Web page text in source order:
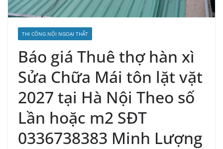
THI CÔNG NỘI NGOẠI THẤT
Báo giá Thuê thợ hàn xì
Sửa Chữa Mái tôn lặt vặt
2027 tại Hà Nội Theo số
Lần hoặc m2 SĐT
0336738383 Minh Lượng